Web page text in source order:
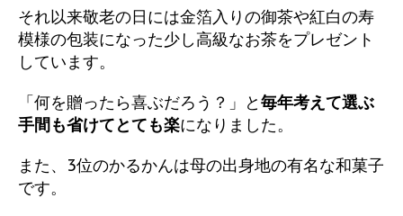
それ以来敬老の日には金箔入りの御茶や紅白の寿
模様の包装になった少し高級なお茶をプレゼント
しています。
「何を贈ったら喜ぶだろう？」と毎年考えて選ぶ
手間も省けてとても楽になりました。
また、3位のかるかんは母の出身地の有名な和菓子
です。